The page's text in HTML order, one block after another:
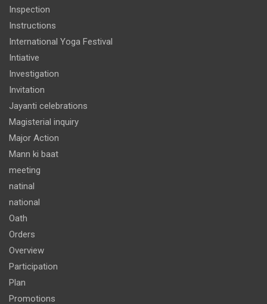
Inspection
Instructions
International Yoga Festival
Intiative
Investigation
Invitation
Jayanti celebrations
Magisterial inquiry
Major Action
Mann ki baat
meeting
natinal
national
Oath
Orders
Overview
Participation
Plan
Promotions